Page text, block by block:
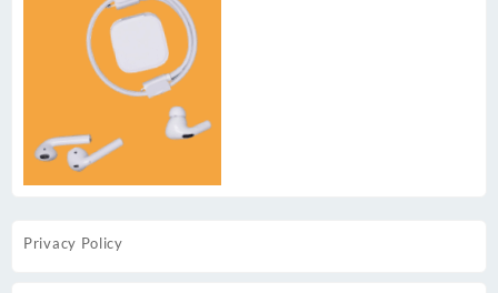
Privacy Policy